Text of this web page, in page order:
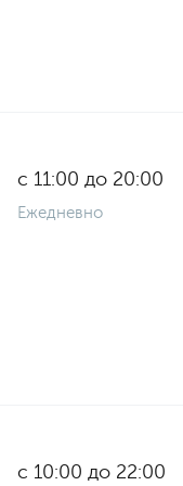
с 11:00 до 20:00
Ежедневно
с 10:00 до 22:00